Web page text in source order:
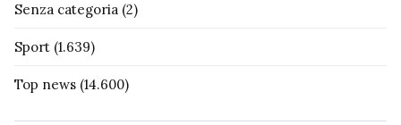
Senza categoria (2)
Sport (1.639)
Top news (14.600)